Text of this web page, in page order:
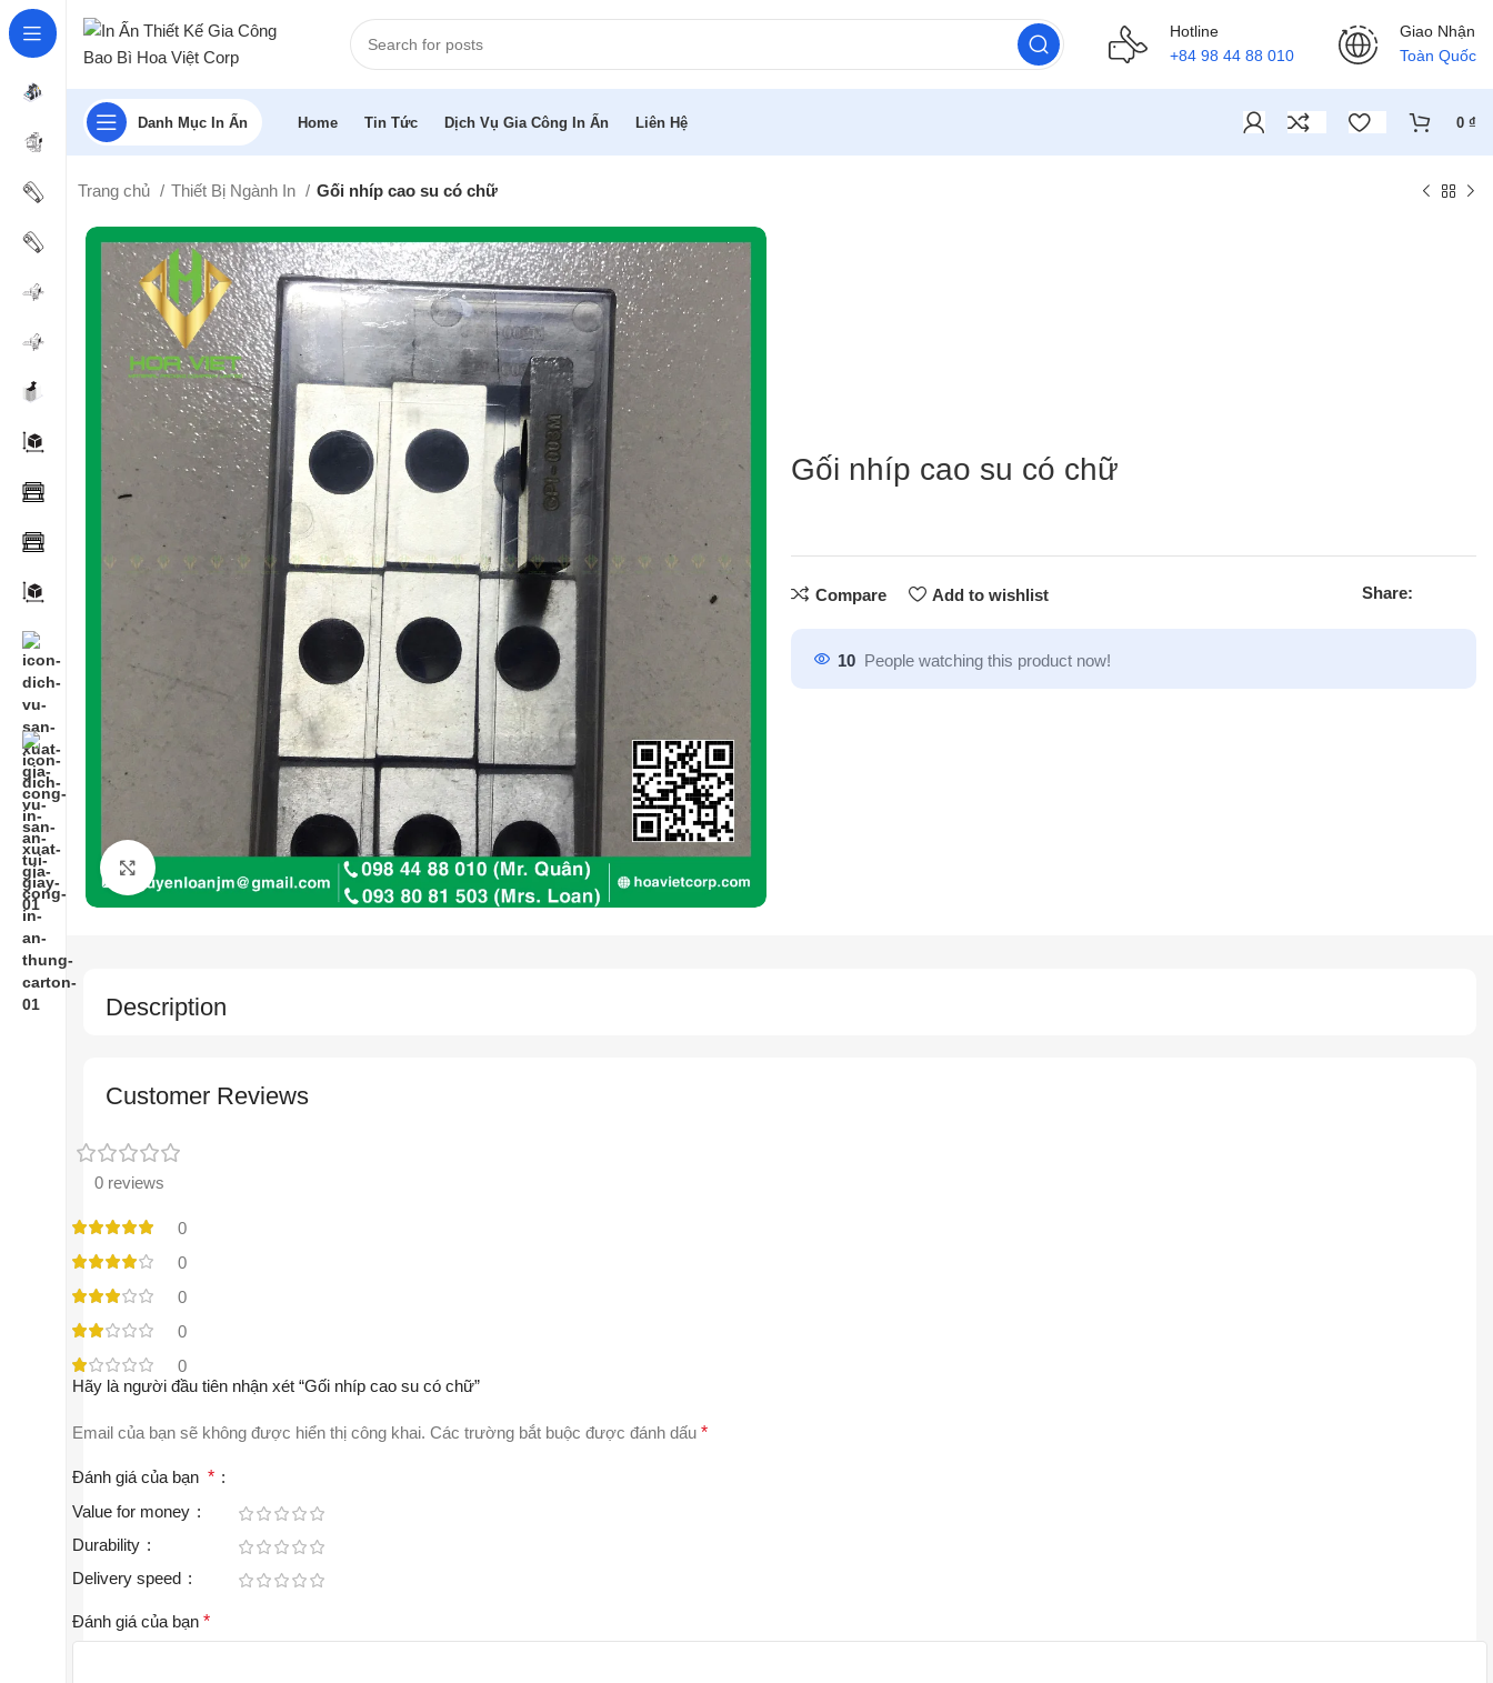
Hotline
+84 98 44 88 010
Giao Nhận
Toàn Quốc
Danh Mục In Ấn Home Tin Tức Dịch Vụ Gia Công In Ấn Liên Hệ 0 ₫
Trang chủ Thiết Bị Ngành In Gối nhíp cao su có chữ
Gối nhíp cao su có chữ
Compare Add to wishlist Share:
10 People watching this product now!
Description
Customer Reviews
0 reviews
0
0
0
0
0
Hãy là người đầu tiên nhận xét “Gối nhíp cao su có chữ”
Email của bạn sẽ không được hiển thị công khai. Các trường bắt buộc được đánh dấu *
Đánh giá của bạn *
Value for money
Durability
Delivery speed
Đánh giá của bạn *